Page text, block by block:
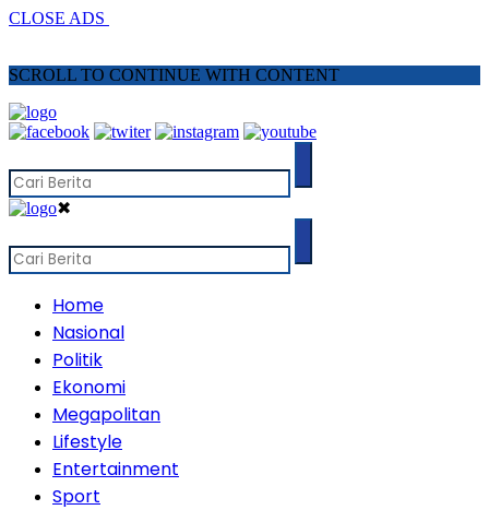
CLOSE ADS
SCROLL TO CONTINUE WITH CONTENT
✖
Home
Nasional
Politik
Ekonomi
Megapolitan
Lifestyle
Entertainment
Sport